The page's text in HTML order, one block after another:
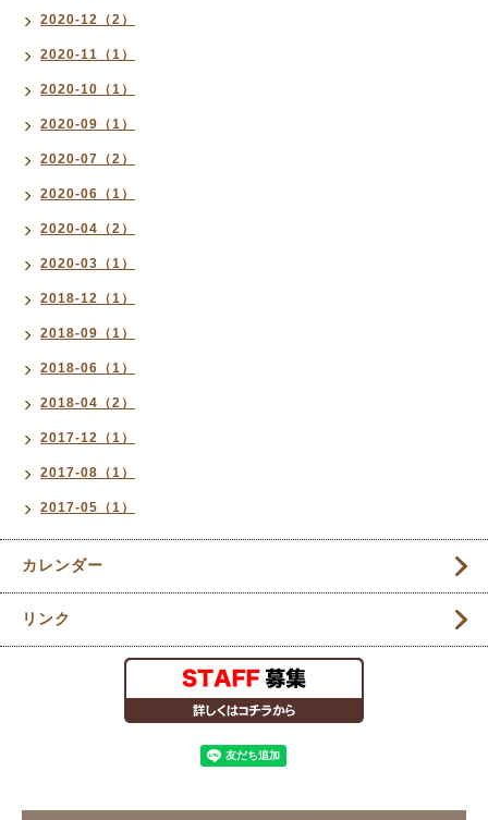
2020-12（2）
2020-11（1）
2020-10（1）
2020-09（1）
2020-07（2）
2020-06（1）
2020-04（2）
2020-03（1）
2018-12（1）
2018-09（1）
2018-06（1）
2018-04（2）
2017-12（1）
2017-08（1）
2017-05（1）
カレンダー
リンク